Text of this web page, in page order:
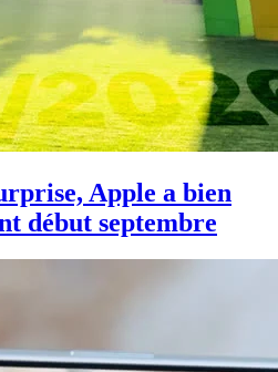
Apple a bien
début septembre